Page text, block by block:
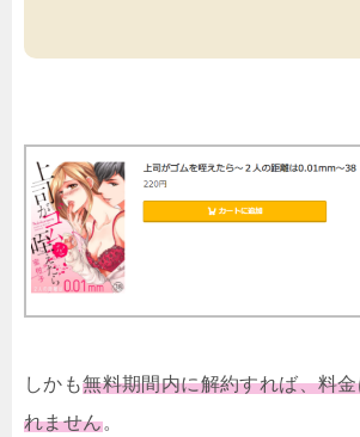
しかも無料期間内に解約すれば、料
れません。